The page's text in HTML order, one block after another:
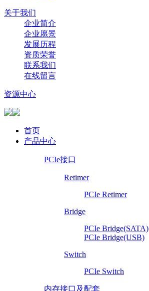
关于我们
企业简介
企业愿景
发展历程
资质荣誉
联系我们
在线留言
资源中心
首页
产品中心
PCIe接口
Retimer
PCIe Retimer
Bridge
PCIe Bridge(SATA)
PCIe Bridge(USB)
Switch
PCIe Switch
内存接口及配套